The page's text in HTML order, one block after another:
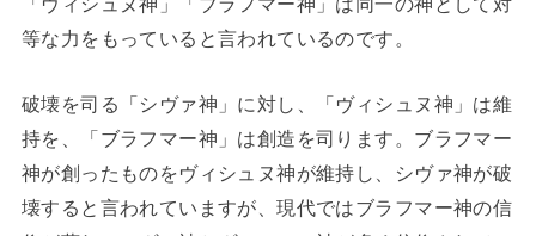
等な力をもっていると言われているのです。
破壊を司る「シヴァ神」に対し、「ヴィシュヌ神」は維
持を、「ブラフマー神」は創造を司ります。ブラフマー
神が創ったものをヴィシュヌ神が維持し、シヴァ神が破
壊すると言われていますが、現代ではブラフマー神の信